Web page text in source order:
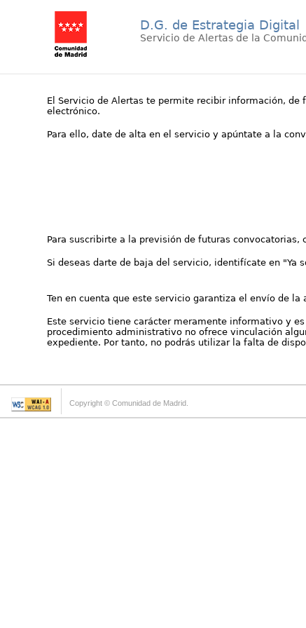
D.G. de Estrategia Digital
Servicio de Alertas de la
El Servicio de Alertas te permite recibir información,
electrónico.
Para ello, date de alta en el servicio y apúntate a la
Para suscribirte a la previsión de futuras convocatorias,
Si deseas darte de baja del servicio, identifícate en "Ya
Ten en cuenta que este servicio garantiza el envío de
Este servicio tiene carácter meramente informativo y
procedimiento administrativo no ofrece vinculación
expediente. Por tanto, no podrás utilizar la falta de
Copyright © Comunidad de Madrid.